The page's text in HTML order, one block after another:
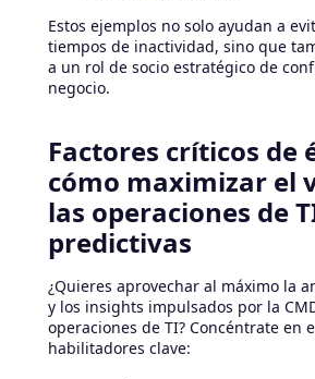
Estos ejemplos no solo ayudan a
tiempos de inactividad, sino que
a un rol de socio estratégico de
negocio.
Factores críticos de
cómo maximizar el
las operaciones de
predictivas
¿Quieres aprovechar al máximo la
y los insights impulsados por la
operaciones de TI? Concéntrate en
habilitadores clave: